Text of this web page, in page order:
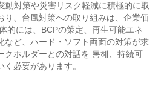
動対策や災害リスク軽減に積極的に取
り、台風対策への取り組みは、企業価
的には、BCPの策定、再生可能エネ
など、ハード・ソフト両面の対策が求
クホルダーとの対話を 통해、持続可
必要があります。